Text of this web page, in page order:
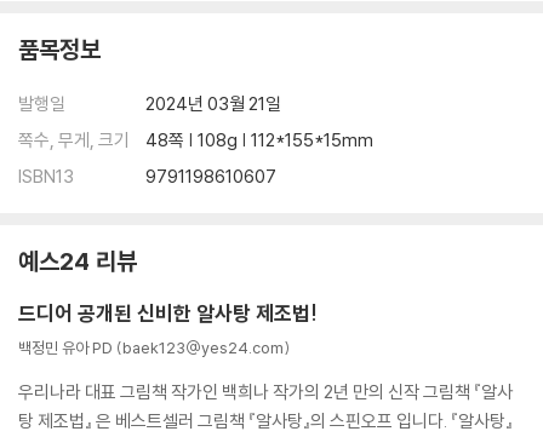
품목정보
발행일
2024년 03월 21일
쪽수, 무게, 크기
48쪽 | 108g | 112*155*15mm
ISBN13
9791198610607
예스24 리뷰
드디어 공개된 신비한 알사탕 제조법!
백정민 유아 PD (baek123@yes24.com)
우리나라 대표 그림책 작가인 백희나 작가의 2년 만의 신작 그림책 『알사
탕 제조법』 은 베스트셀러 그림책 『알사탕』의 스핀오프 입니다. 『알사탕』